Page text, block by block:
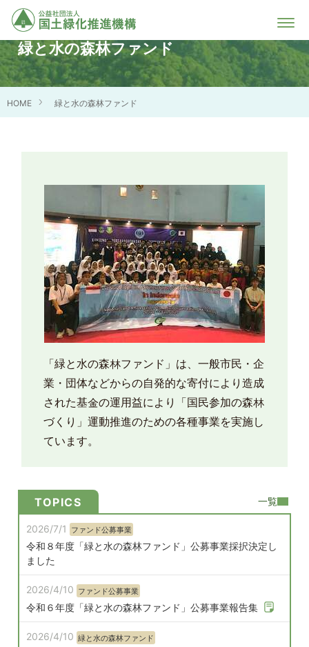
緑と水の森林ファンド
HOME 緑と水の森林ファンド
「緑と水の森林ファンド」は、一般市民・企
業・団体などからの自発的な寄付により造成
された基金の運用益により「国民参加の森林
づくり」運動推進のための各種事業を実施し
ています。
TOPICS 一覧
2026/7/1 ファンド公募事業
令和８年度「緑と水の森林ファンド」公募事業採択決定し
ました
2026/4/10 ファンド公募事業
令和６年度「緑と水の森林ファンド」公募事業報告集
2026/4/10 緑と水の森林ファンド